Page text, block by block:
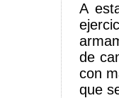
A
de
con
que